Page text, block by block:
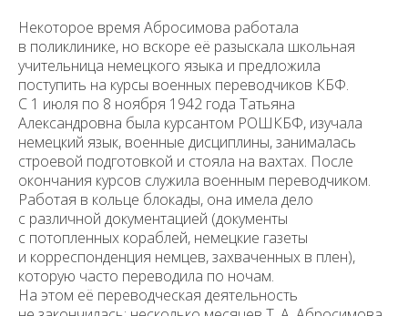
Некоторое время Абросимова работала
в поликлинике, но вскоре её разыскала школьная
учительница немецкого языка и предложила
поступить на курсы военных переводчиков КБФ.
С 1 июля по 8 ноября 1942 года Татьяна
Александровна была курсантом РОШКБФ, изучала
немецкий язык, военные дисциплины, занималась
строевой подготовкой и стояла на вахтах. После
окончания курсов служила военным переводчиком.
Работая в кольце блокады, она имела дело
с различной документацией (документы
с потопленных кораблей, немецкие газеты
и корреспонденция немцев, захваченных в плен),
которую часто переводила по ночам.
На этом её переводческая деятельность